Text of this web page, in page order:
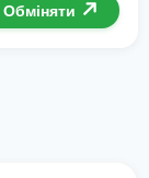
Обміняти